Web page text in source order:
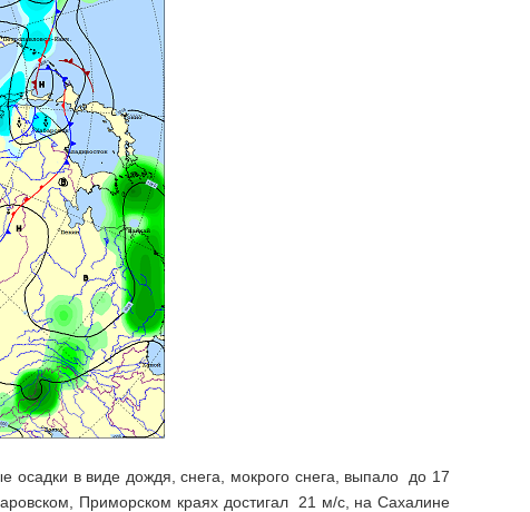
осадки в виде дождя, снега, мокрого снега, выпало до 17
Приморском краях достигал 21 м/с, на Сахалине